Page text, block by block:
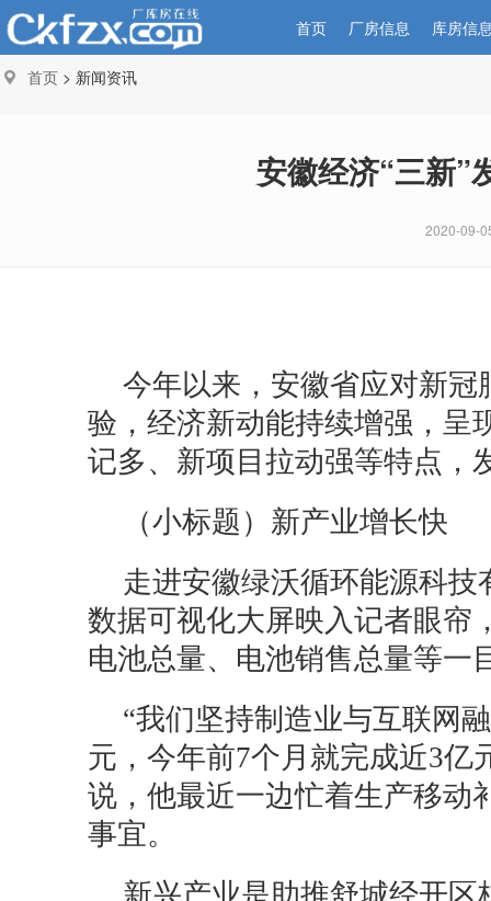
首页 厂房信息 库房信
首页 > 新闻资讯
安徽经济“三新”
2020-09-
今年以来，安徽省应对新
验，经济新动能持续增强，呈
记多、新项目拉动强等特点，
（小标题）新产业增长快
走进安徽绿沃循环能源科
数据可视化大屏映入记者眼帘
电池总量、电池销售总量等一
“我们坚持制造业与互联网
元，今年前7个月就完成近3亿
说，他最近一边忙着生产移动
事宜。
新兴产业是助推舒城经开